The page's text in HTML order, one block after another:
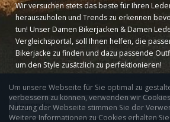
Wir versuchen stets das beste für Ihren
herauszuholen und Trends zu erkennen
tun! Unser Damen Bikerjacken & Damen
Vergleichsportal, soll Ihnen helfen, die
Bikerjacke zu finden und dazu passende
um den Style zusätzlich zu perfektionieren!
Legende
Um unsere Webseite für Sie optimal zu
verbessern zu können, verwenden wir
Nutzung der Webseite stimmen Sie der
Weitere Informationen zu Cookies erhalten